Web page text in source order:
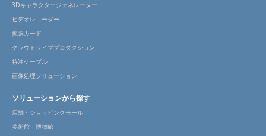
3Dキャラクタージェネレーター
ビデオレコーダー
拡張カード
クラウドライブプロダクション
特注ケーブル
画像処理ソリューション
ソリューションから探す
店舗・ショッピングモール
美術館・博物館